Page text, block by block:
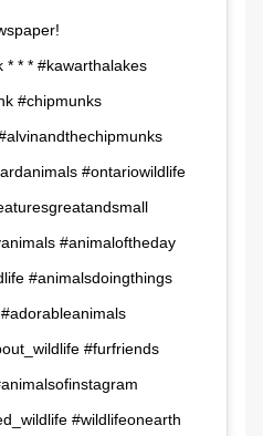
* * * #kawarthalakes
#chipmunks
#ontariowildlife
#animaloftheday
#animalsdoingthings
#furfriends
#wildlifeonearth